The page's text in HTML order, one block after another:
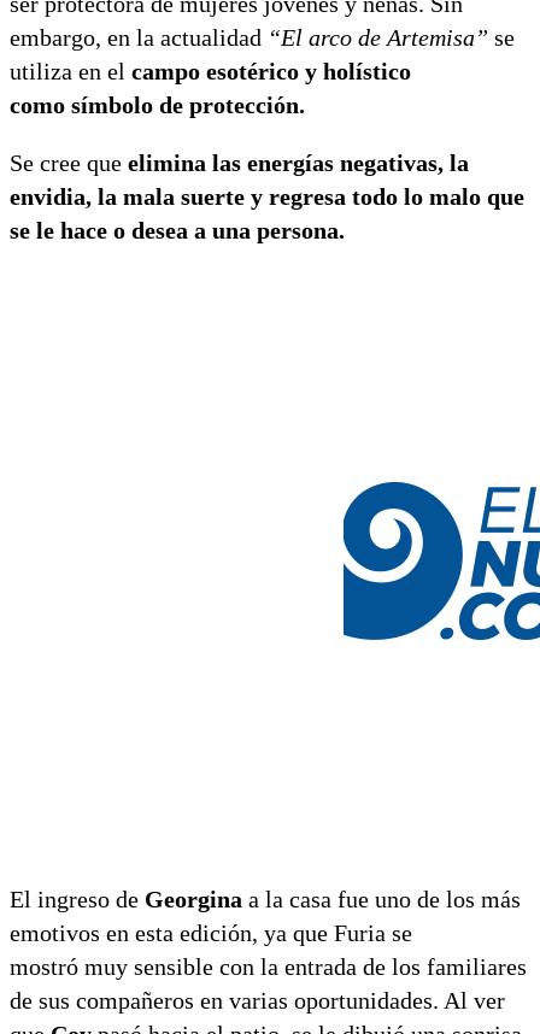
embargo, en la actualidad “El arco de Artemisa” se
utiliza en el campo esotérico y holístico
como símbolo de protección.
Se cree que elimina las energías negativas, la
envidia, la mala suerte y regresa todo lo malo que
se le hace o desea a una persona.
El ingreso de Georgina a la casa fue uno de los más
emotivos en esta edición, ya que Furia se
mostró muy sensible con la entrada de los familiares
de sus compañeros en varias oportunidades. Al ver